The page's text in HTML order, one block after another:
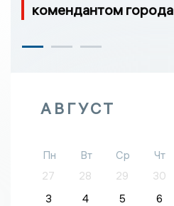
комендантом города
АВГУСТ
Пн Вт Ср Чт
27
28 29 30
3
4 5 6